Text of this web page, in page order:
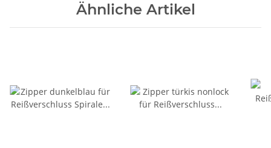
Ähnliche Artikel